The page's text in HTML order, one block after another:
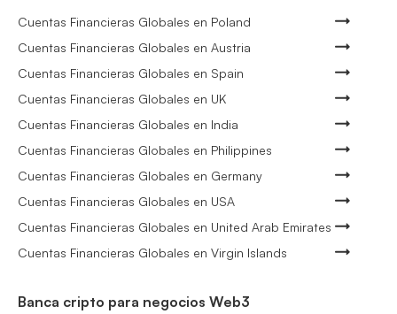
Cuentas Financieras Globales en Poland
Cuentas Financieras Globales en Austria
Cuentas Financieras Globales en Spain
Cuentas Financieras Globales en UK
Cuentas Financieras Globales en India
Cuentas Financieras Globales en Philippines
Cuentas Financieras Globales en Germany
Cuentas Financieras Globales en USA
Cuentas Financieras Globales en United Arab Emirates
Cuentas Financieras Globales en Virgin Islands
Banca cripto para negocios Web3